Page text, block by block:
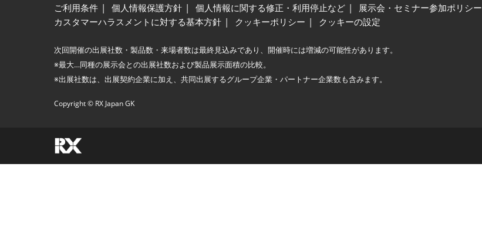
ご利用条件 個人情報保護方針 個人情報に関する修正・利用停止など 展示会・セミナー参加ポリシー
カスタマーハラスメントに対する基本方針
クッキーポリシー クッキーの設定
次回開催の出展社数・製品数・来場者数は最終見込みであり、開催時には増減の可能性があります。
※最大…同種の展示会との出展社数および製品展示面積の比較。
※出展社数は、出展契約企業に加え、共同出展するグループ企業・パートナー企業数も含みます。
Copyright © RX Japan GK